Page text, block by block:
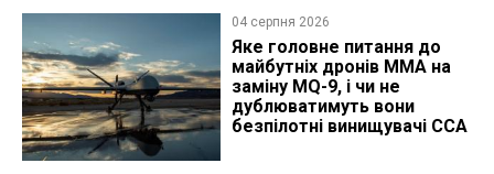
04 серпня 2026
Яке головне питання до
майбутніх дронів MMA на
заміну MQ-9, і чи не
дублюватимуть вони
безпілотні винищувачі CCA